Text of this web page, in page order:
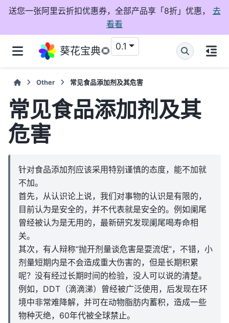
送您一张阿里云折扣优惠券，全部产品享「8折」优惠， 去
看看
葵花宝典🌻 0.1
Other 常见食品添加剂及其危害
常见食品添加剂及其
危害
针对食品添加剂应该采用特别谨慎的态度，能不加就
不加。
首先，从认识论上说，我们对事物的认识是有限的，
目前认为是安全的，并不代表就是安全的。例如阑尾
曾经被认为是无用的，最新研究发现阑尾喝寿命相
关。
其次，有人辩称“抛开剂量谈危害是耍流氓”，不错，小
剂量短期内是不会造成重大伤害的，但是长期积累
呢？没有经过长期时间的检验，没人可以说的清楚。
例如，DDT（滴滴涕）曾经被广泛使用，后发现在环
境中非常难降解，并可在动物脂肪内蓄积，造成一些
物种灭绝，60年代被全球禁止。